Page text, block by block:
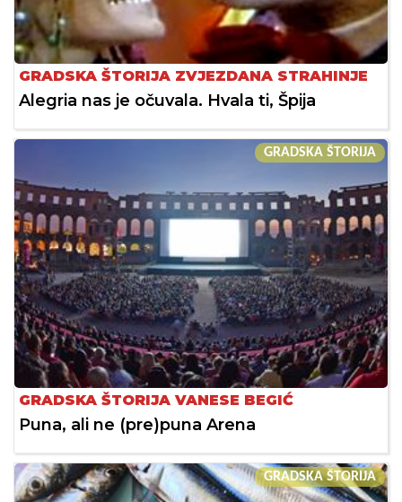
GRADSKA ŠTORIJA ZVJEZDANA STRAHINJE
Alegria nas je očuvala. Hvala ti, Špija
GRADSKA ŠTORIJA
GRADSKA ŠTORIJA VANESE BEGIĆ
Puna, ali ne (pre)puna Arena
GRADSKA ŠTORIJA